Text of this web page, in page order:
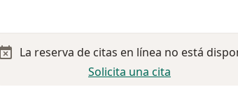
La reserva de citas en línea no está
Solicita una cita